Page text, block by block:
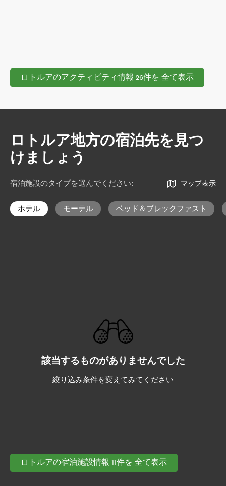
ロトルアのアクティビティ情報 26件を 全て表示
ロトルア地方の宿泊先を見つ
けましょう
宿泊施設のタイプを選んでください: マップ表示
ホテル モーテル ベッド＆ブレックファスト
該当するものがありませんでした
絞り込み条件を変えてみてください
ロトルアの宿泊施設情報 11件を 全て表示